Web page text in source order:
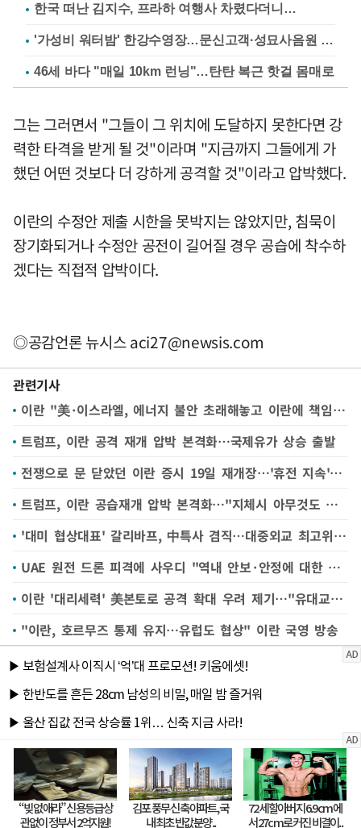
한국 떠난 김지수, 프라하 여행사 차렸다더니…
'가성비 워터밤' 한강수영장…문신고객·성묘사음원 민원
46세 바다 "매일 10km 런닝"…탄탄 복근 핫걸 몸매로
그는 그러면서 "그들이 그 위치에 도달하지 못한다면 강
력한 타격을 받게 될 것"이라며 "지금까지 그들에게 가
했던 어떤 것보다 더 강하게 공격할 것"이라고 압박했다.
이란의 수정안 제출 시한을 못박지는 않았지만, 침묵이
장기화되거나 수정안 공전이 길어질 경우 공습에 착수하
겠다는 직접적 압박이다.
◎공감언론 뉴시스aci27@newsis.com
관련기사
이란 "美·이스라엘, 에너지 불안 초래해놓고 이란에 책임 전가"
트럼프, 이란 공격 재개 압박 본격화…국제유가 상승 출발
전쟁으로 문 닫았던 이란 증시 19일 재개장…'휴전 지속' 관건
트럼프, 이란 공습재개 압박 본격화…"지체시 아무것도 안남을것"(종합)
'대미 협상대표' 갈리바프, 中특사 겸직…대중외교 최고위 격상
UAE 원전 드론 피격에 사우디 "역내 안보·안정에 대한 위협"
이란 '대리세력' 美본토로 공격 확대 우려 제기…"유대교 회당 등 계획"
"이란, 호르무즈 통제 유지…유럽도 협상" 이란 국영 방송